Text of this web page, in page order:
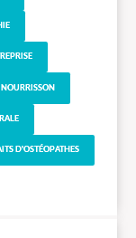
D'OSTÉOPATHES